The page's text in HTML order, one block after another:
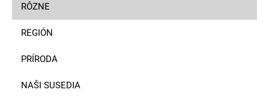
RÔZNE
REGIÓN
PRÍRODA
NAŠI SUSEDIA